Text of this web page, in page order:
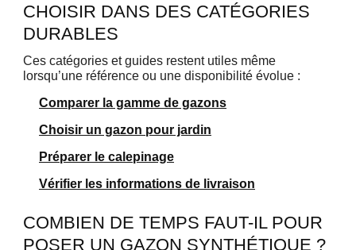
CHOISIR DANS DES CATÉGORIES
DURABLES
Ces catégories et guides restent utiles même
lorsqu’une référence ou une disponibilité évolue :
Comparer la gamme de gazons
Choisir un gazon pour jardin
Préparer le calepinage
Vérifier les informations de livraison
COMBIEN DE TEMPS FAUT-IL POUR
POSER UN GAZON SYNTHÉTIQUE ?